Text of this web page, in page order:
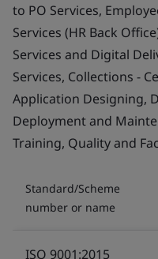
to PO Services,
Services (HR Back
Services and Digital
Services, Collections -
Application Designing,
Deployment and
Training, Quality and
Standard/Scheme
number or name
ISO 9001:2015